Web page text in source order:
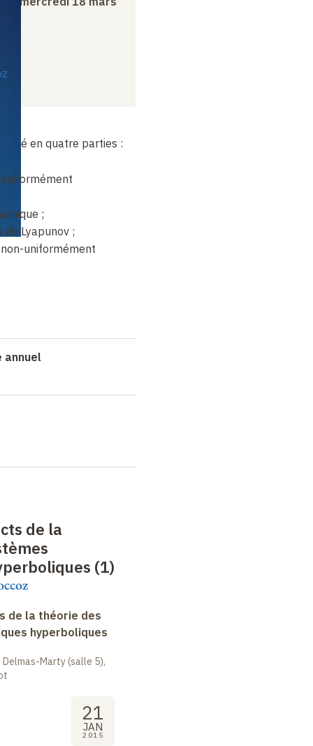
en quatre parties :
;
Lyapunov ;
uniformément
annuel
de la
(1)
de la théorie des
hyperboliques
Marty (salle 5),
21
JAN
2015